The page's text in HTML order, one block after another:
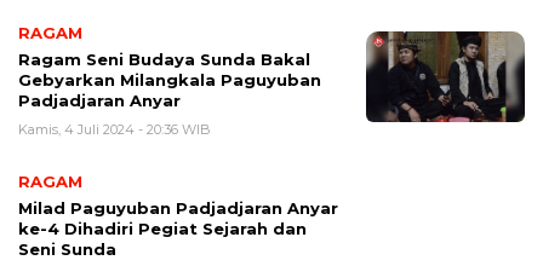
RAGAM
Ragam Seni Budaya Sunda Bakal
Gebyarkan Milangkala Paguyuban
Padjadjaran Anyar
Kamis, 4 Juli 2024 - 20:36 WIB
RAGAM
Milad Paguyuban Padjadjaran Anyar
ke-4 Dihadiri Pegiat Sejarah dan
Seni Sunda